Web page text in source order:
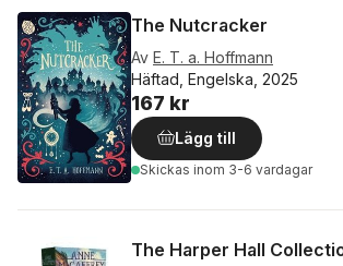
The Nutcracker
Av E. T. a. Hoffmann
Häftad, Engelska, 2025
167 kr
Lägg till
Skickas inom 3-6 vardagar
The Harper Hall